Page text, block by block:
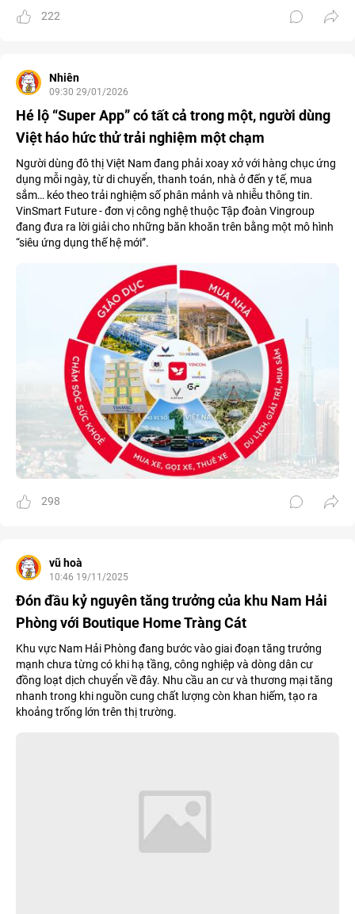
222
Nhiên
09:30 29/01/2026
Hé lộ “Super App” có tất cả trong một, người dùng
Việt háo hức thử trải nghiệm một chạm
Người dùng đô thị Việt Nam đang phải xoay xở với hàng chục ứng
dụng mỗi ngày, từ di chuyển, thanh toán, nhà ở đến y tế, mua
sắm… kéo theo trải nghiệm số phân mảnh và nhiễu thông tin.
VinSmart Future - đơn vị công nghệ thuộc Tập đoàn Vingroup
đang đưa ra lời giải cho những băn khoăn trên bằng một mô hình
“siêu ứng dụng thế hệ mới”.
298
vũ hoà
10:46 19/11/2025
Đón đầu kỷ nguyên tăng trưởng của khu Nam Hải
Phòng với Boutique Home Tràng Cát
Khu vực Nam Hải Phòng đang bước vào giai đoạn tăng trưởng
mạnh chưa từng có khi hạ tầng, công nghiệp và dòng dân cư
đồng loạt dịch chuyển về đây. Nhu cầu an cư và thương mại tăng
nhanh trong khi nguồn cung chất lượng còn khan hiếm, tạo ra
khoảng trống lớn trên thị trường.